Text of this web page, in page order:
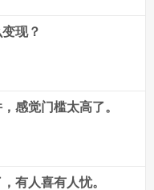
现？
感觉门槛太高了。
有人喜有人忧。